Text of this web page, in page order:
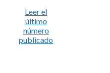
Leer el
último
número
publicado